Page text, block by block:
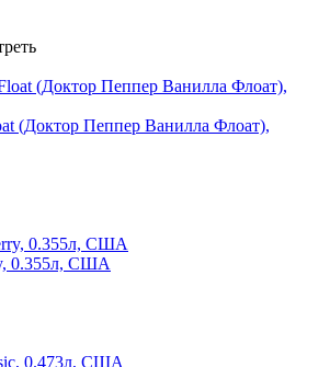
(Доктор Пеппер Ванилла Флоат),
0.355л, США